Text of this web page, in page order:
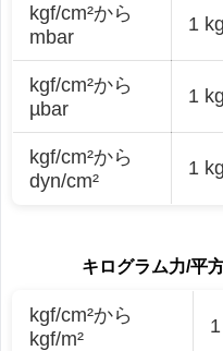
kgf/cm²から
mbar
1
kgf/cm²から
µbar
1
kgf/cm²から
dyn/cm²
1
キログラム力/平
kgf/cm²から
kgf/m²